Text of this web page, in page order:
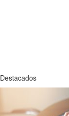
Destacados